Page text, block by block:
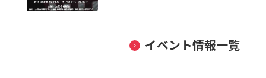
イベント情報一覧